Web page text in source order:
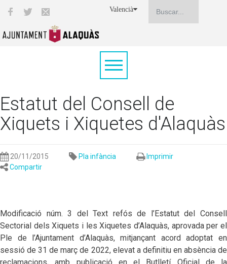
Valencià
Estatut del Consell de
Xiquets i Xiquetes d'Alaquàs
20/11/2015 Pla infància
Imprimir
Compartir
Modificació núm. 3 del Text refós de l’Estatut del Consell
Sectorial dels Xiquets i les Xiquetes d’Alaquàs, aprovada per el
Ple de l’Ajuntament d’Alaquàs, mitjançant acord adoptat en
sessió de 31 de març de 2022, elevat a definitiu en absència de